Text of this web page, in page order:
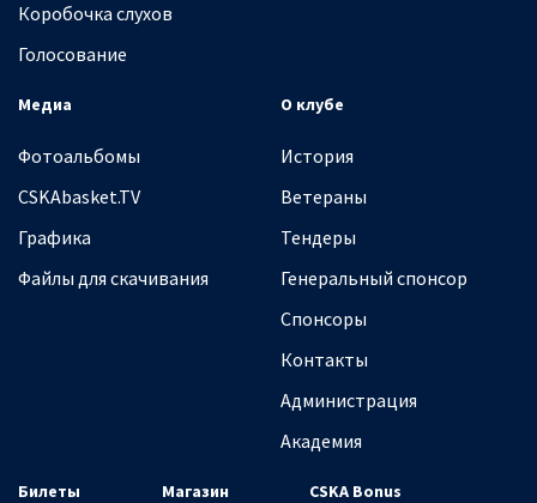
Коробочка слухов
Голосование
Медиа
Фотоальбомы
CSKAbasket.TV
Графика
Файлы для скачивания
О клубе
История
Ветераны
Тендеры
Генеральный спонсор
Спонсоры
Контакты
Администрация
Академия
Билеты Магазин CSKA Bonus